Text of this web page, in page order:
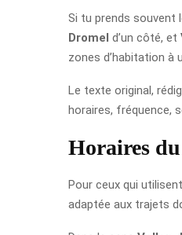
Si tu prends souvent
Dromel d’un côté, et
zones d’habitation à
Le texte original,
horaires, fréquence,
Horaires
Pour ceux qui
adaptée aux trajets